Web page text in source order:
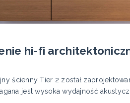
hi-fi
ścienny Tier 2 został
jest wysoka wydajność